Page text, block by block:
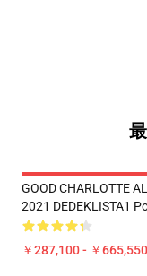
GOOD CHARLOTTE
2021 DEDEKLISTA1
￥287,100 - ￥665,550